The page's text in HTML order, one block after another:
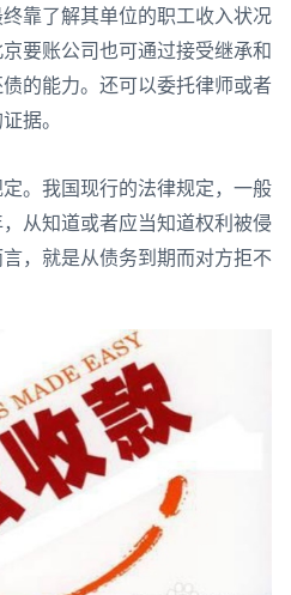
靠了解其单位的职工收入状况
要账公司也可通过接受继承和
的能力。还可以委托律师或者
据。
。我国现行的法律规定，一般
从知道或者应当知道权利被侵
，就是从债务到期而对方拒不